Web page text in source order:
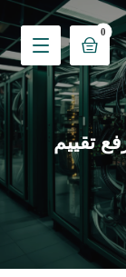
تقييم